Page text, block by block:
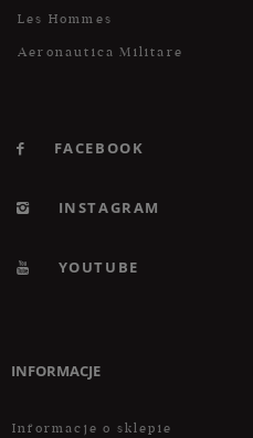
Les Hommes
Aeronautica Militare
FACEBOOK
INSTAGRAM
YOUTUBE
INFORMACJE
Informacje o sklepie